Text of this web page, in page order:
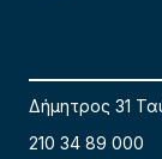
Δήμητρος 31
210 34 89 000